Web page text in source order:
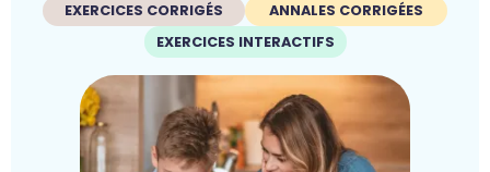
EXERCICES CORRIGÉS
ANNALES CORRIGÉES
EXERCICES INTERACTIFS